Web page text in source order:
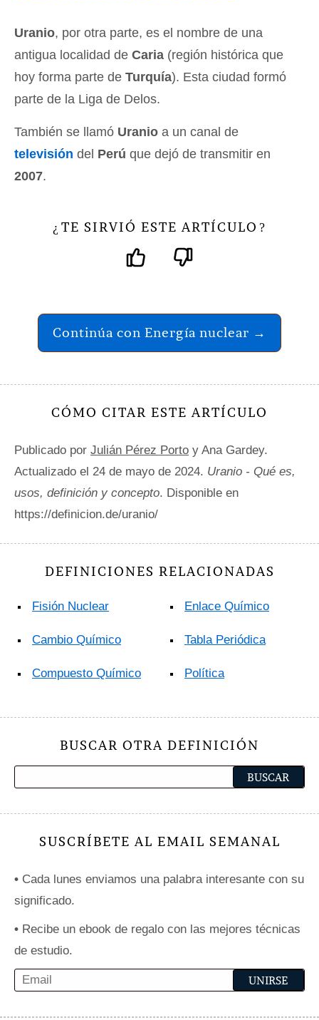
Uranio, por otra parte, es el nombre de una
antigua localidad de Caria (región histórica que
hoy forma parte de Turquía). Esta ciudad formó
parte de la Liga de Delos.
También se llamó Uranio a un canal de
televisión del Perú que dejó de transmitir en
2007.
¿ TE SIRVIÓ ESTE ARTÍCULO ?
Continúa con Energía nuclear →
CÓMO CITAR ESTE ARTÍCULO
Publicado por Julián Pérez Porto y Ana Gardey.
Actualizado el 24 de mayo de 2024. Uranio - Qué es,
usos, definición y concepto. Disponible en
https://definicion.de/uranio/
DEFINICIONES RELACIONADAS
Fisión Nuclear
Cambio Químico
Compuesto Químico
Enlace Químico
Tabla Periódica
Política
BUSCAR OTRA DEFINICIÓN
SUSCRÍBETE AL EMAIL SEMANAL
• Cada lunes enviamos una palabra interesante con su
significado.
• Recibe un ebook de regalo con las mejores técnicas
de estudio.